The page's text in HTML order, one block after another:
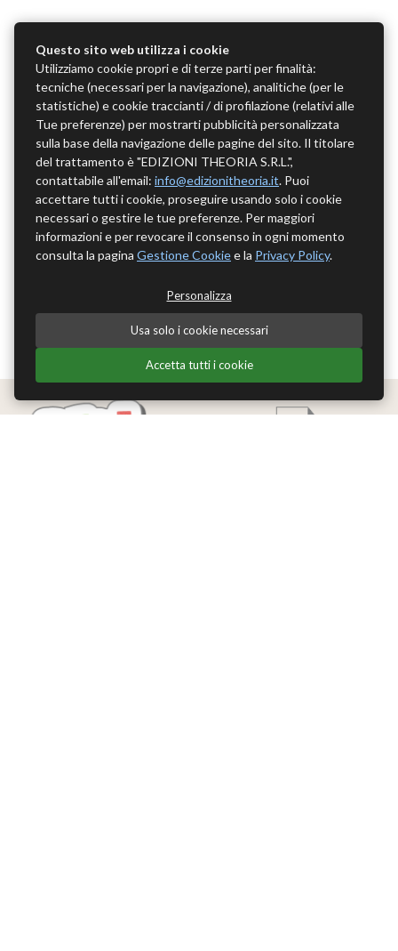
Questo sito web utilizza i cookie
Utilizziamo cookie propri e di terze parti per finalità:
tecniche (necessari per la navigazione), analitiche (per le
statistiche) e cookie traccianti / di profilazione (relativi alle
Tue preferenze) per mostrarti pubblicità personalizzata
sulla base della navigazione delle pagine del sito. Il titolare
del trattamento è "EDIZIONI THEORIA S.R.L.",
contattabile all'email: info@edizionitheoria.it. Puoi
accettare tutti i cookie, proseguire usando solo i cookie
necessari o gestire le tue preferenze. Per maggiori
informazioni e per revocare il consenso in ogni momento
consulta la pagina Gestione Cookiee la Privacy Policy.
Personalizza
Usa solo i cookie necessari
Accetta tutti i cookie